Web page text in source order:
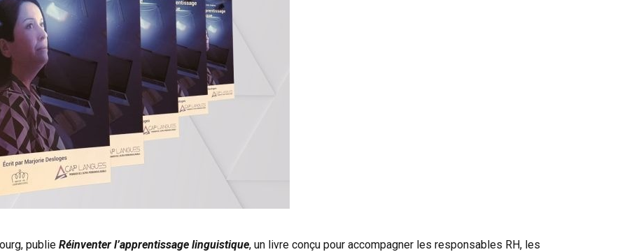
publie Réinventer l’apprentissage linguistique, un livre conçu pour accompagner les responsables RH, les